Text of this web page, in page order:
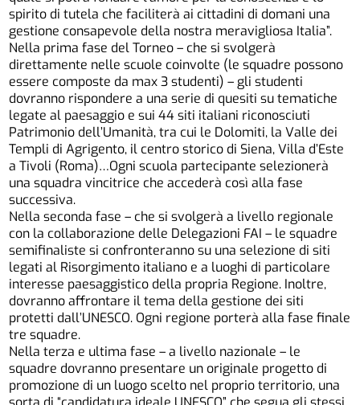
spirito di tutela che faciliterà ai cittadini di domani una
gestione consapevole della nostra meravigliosa Italia”.
Nella prima fase del Torneo – che si svolgerà
direttamente nelle scuole coinvolte (le squadre possono
essere composte da max 3 studenti) – gli studenti
dovranno rispondere a una serie di quesiti su tematiche
legate al paesaggio e sui 44 siti italiani riconosciuti
Patrimonio dell’Umanità, tra cui le Dolomiti, la Valle dei
Templi di Agrigento, il centro storico di Siena, Villa d’Este
a Tivoli (Roma)…Ogni scuola partecipante selezionerà
una squadra vincitrice che accederà così alla fase
successiva.
Nella seconda fase – che si svolgerà a livello regionale
con la collaborazione delle Delegazioni FAI – le squadre
semifinaliste si confronteranno su una selezione di siti
legati al Risorgimento italiano e a luoghi di particolare
interesse paesaggistico della propria Regione. Inoltre,
dovranno affrontare il tema della gestione dei siti
protetti dall’UNESCO. Ogni regione porterà alla fase finale
tre squadre.
Nella terza e ultima fase – a livello nazionale – le
squadre dovranno presentare un originale progetto di
promozione di un luogo scelto nel proprio territorio, una